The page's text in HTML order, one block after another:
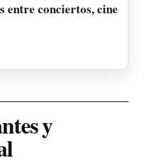
entre conciertos, cine
y